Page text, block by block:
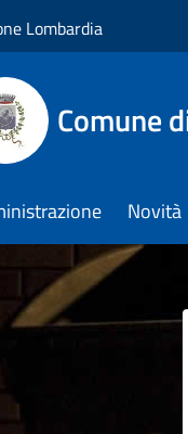
Lombardia
Comune
Novità